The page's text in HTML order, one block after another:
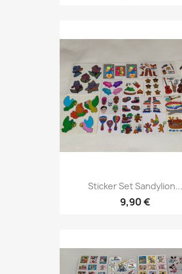
Sticker Set Sandylion...
9,90 €